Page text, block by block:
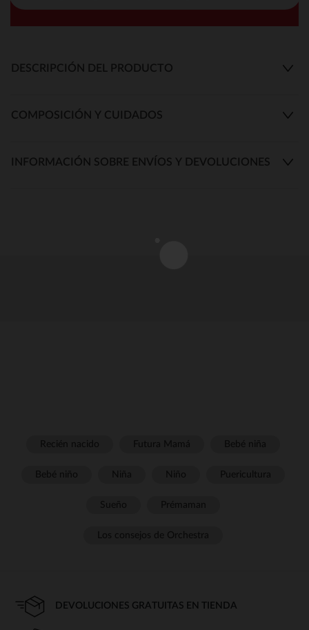
DESCRIPCIÓN DEL PRODUCTO
COMPOSICIÓN Y CUIDADOS
INFORMACIÓN SOBRE ENVÍOS Y DEVOLUCIONES
DEVOLUCIONES GRATUITAS EN TIENDA